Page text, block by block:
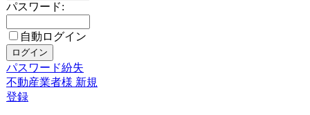
パスワード:
自動ログイン
パスワード紛失
不動産業者様 新規
登録